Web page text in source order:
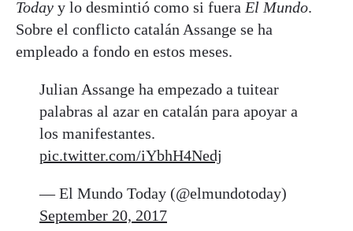
Today y lo desmintió como si fuera El Mundo.
Sobre el conflicto catalán Assange se ha
empleado a fondo en estos meses.
Julian Assange ha empezado a tuitear
palabras al azar en catalán para apoyar a
los manifestantes.
pic.twitter.com/iYbhH4Nedj
— El Mundo Today (@elmundotoday)
September 20, 2017